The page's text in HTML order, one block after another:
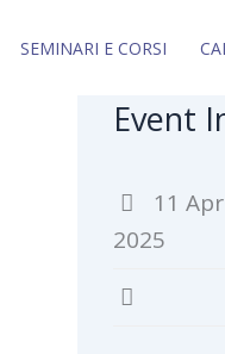
SEMINARI E CORSI
Event
11
2025